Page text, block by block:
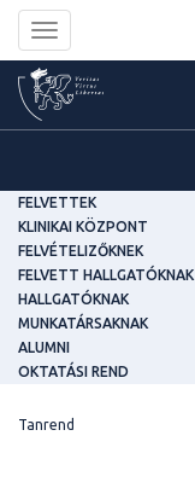
Toggle
navigation
FELVETTEK
KLINIKAI KÖZPONT
FELVÉTELIZŐKNEK
FELVETT HALLGATÓKNAK
HALLGATÓKNAK
MUNKATÁRSAKNAK
ALUMNI
OKTATÁSI REND
Tanrend